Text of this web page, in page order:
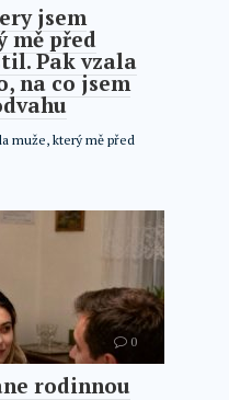
jsem
mě před
Pak vzala
na co jsem
muže, který mě před
0
rodinnou